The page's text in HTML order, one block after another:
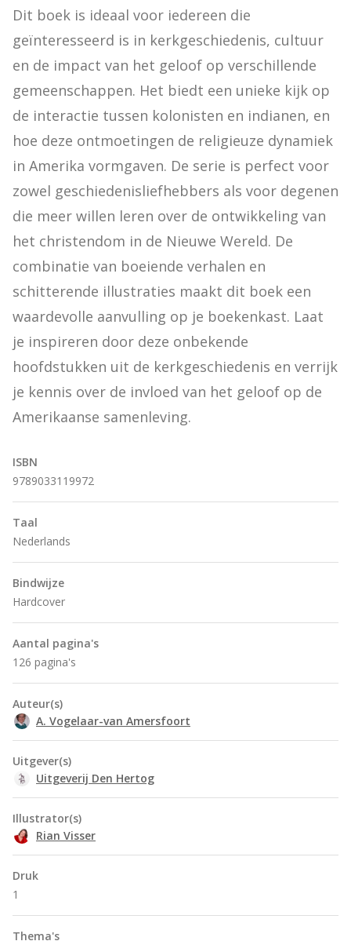
Dit boek is ideaal voor iedereen die
geïnteresseerd is in kerkgeschiedenis, cultuur
en de impact van het geloof op verschillende
gemeenschappen. Het biedt een unieke kijk op
de interactie tussen kolonisten en indianen, en
hoe deze ontmoetingen de religieuze dynamiek
in Amerika vormgaven. De serie is perfect voor
zowel geschiedenisliefhebbers als voor degenen
die meer willen leren over de ontwikkeling van
het christendom in de Nieuwe Wereld. De
combinatie van boeiende verhalen en
schitterende illustraties maakt dit boek een
waardevolle aanvulling op je boekenkast. Laat
je inspireren door deze onbekende
hoofdstukken uit de kerkgeschiedenis en verrijk
je kennis over de invloed van het geloof op de
Amerikaanse samenleving.
ISBN
9789033119972
Taal
Nederlands
Bindwijze
Hardcover
Aantal pagina's
126 pagina's
Auteur(s)
A. Vogelaar-van Amersfoort
Uitgever(s)
Uitgeverij Den Hertog
Illustrator(s)
Rian Visser
Druk
1
Thema's